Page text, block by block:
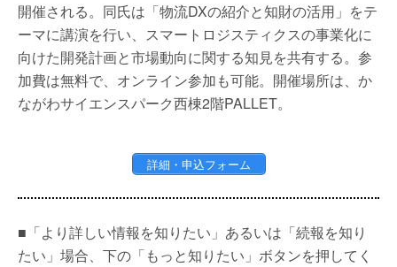
開催される。同氏は「物流DXの紹介と知財の活用」をテ
ーマに講演を行い、スマートロジスティクスの事業化に
向けた開発計画と市場動向に関する知見を共有する。参
加費は無料で、オンライン参加も可能。開催場所は、か
ながわサイエンスパーク西棟2階PALLET。
詳細・申込フォーム
■「より詳しい情報を知りたい」あるいは「続報を知り
たい」場合、下の「もっと知りたい」ボタンを押してく